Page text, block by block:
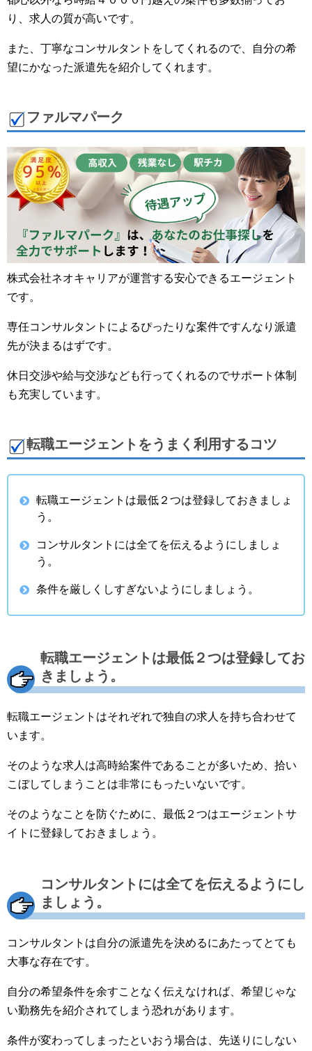
り、求人の質が高いです。
また、丁寧なコンサルタントをしてくれるので、自分の希
望にかなった派遣先を紹介してくれます。
ファルマパーク
株式会社ネオキャリアが運営する安心できるエージェント
です。
専任コンサルタントによるぴったりな案件ですんなり派遣
先が決まるはずです。
休日交渉や給与交渉なども行ってくれるのでサポート体制
も充実しています。
転職エージェントをうまく利用するコツ
転職エージェントは最低２つは登録しておきましょ
う。
コンサルタントには全てを伝えるようにしましょ
う。
条件を厳しくしすぎないようにしましょう。
転職エージェントは最低２つは登録してお
きましょう。
転職エージェントはそれぞれで独自の求人を持ち合わせて
います。
そのような求人は高時給案件であることが多いため、拾い
こぼしてしまうことは非常にもったいないです。
そのようなことを防ぐために、最低２つはエージェントサ
イトに登録しておきましょう。
コンサルタントには全てを伝えるようにし
ましょう。
コンサルタントは自分の派遣先を決めるにあたってとても
大事な存在です。
自分の希望条件を余すことなく伝えなければ、希望じゃな
い勤務先を紹介されてしまう恐れがあります。
条件が変わってしまったといおう場合は、先送りにしない